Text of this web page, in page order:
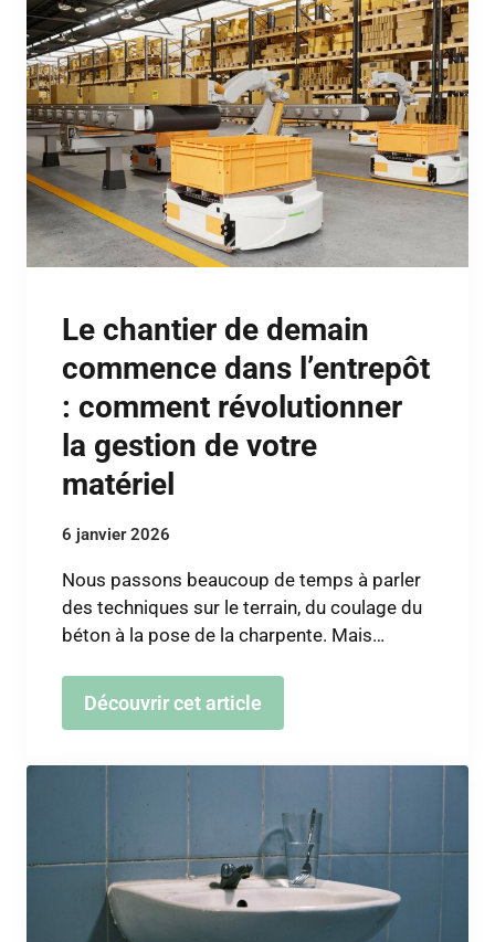
Le chantier de demain
commence dans l’entrepôt
: comment révolutionner
la gestion de votre
matériel
6 janvier 2026
Nous passons beaucoup de temps à parler
des techniques sur le terrain, du coulage du
béton à la pose de la charpente. Mais…
Découvrir cet article